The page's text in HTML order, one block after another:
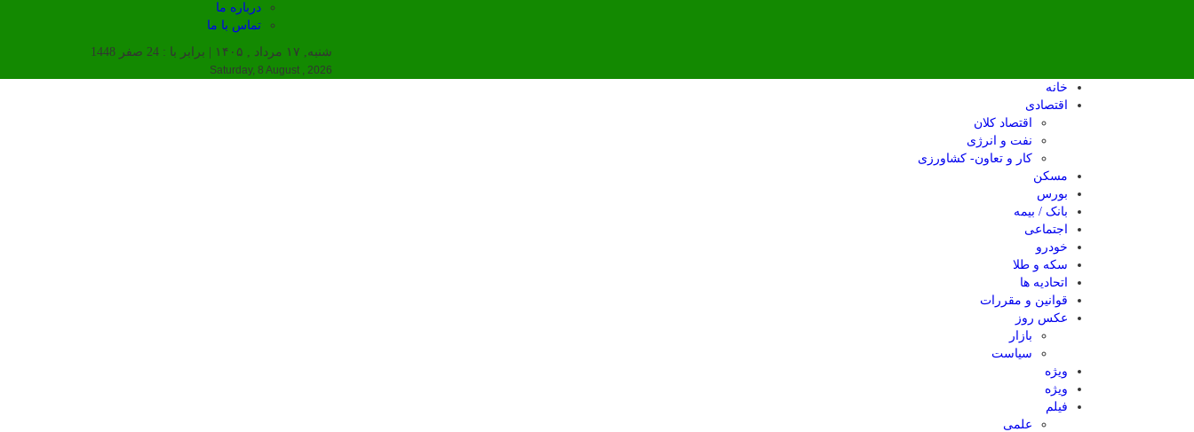
درباره ما
تماس با ما
شنبه, ۱۷ مرداد , ۱۴۰۵ | برابر با : 24 صفر 1448
Saturday, 8 August , 2026
خانه
اقتصادی
اقتصاد کلان
نفت و انرژی
کار و تعاون- کشاورزی
مسکن
بورس
بانک / بیمه
اجتماعی
خودرو
سکه و طلا
اتحادیه ها
قوانین و مقررات
عکس روز
بازار
سیاست
ویژه
ویژه
فیلم
علمی